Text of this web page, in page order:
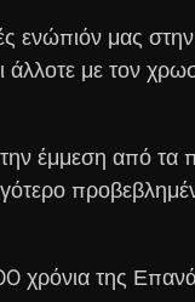
ενώπιόν μας
άλλοτε με τον
έμμεση από τα
χρόνια της